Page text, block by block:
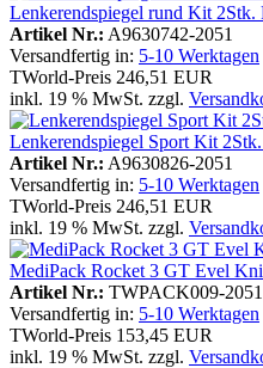
Lenkerendspiegel rund Kit
Artikel Nr.: A9630742-2051
Versandfertig in: 5-10 Werktagen
TWorld-Preis 246,51 EUR
inkl. 19 % MwSt. zzgl.
Lenkerendspiegel Sport Kit
Artikel Nr.: A9630826-2051
Versandfertig in: 5-10 Werktagen
TWorld-Preis 246,51 EUR
inkl. 19 % MwSt. zzgl.
MediPack Rocket 3 GT Evel
Artikel Nr.: TWPACK009-2051
Versandfertig in: 5-10 Werktagen
TWorld-Preis 153,45 EUR
inkl. 19 % MwSt. zzgl.